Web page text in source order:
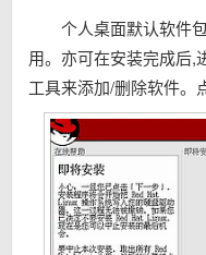
个人桌面默认软件
用。亦可在安装完成后,
工具来添加/删除软件。